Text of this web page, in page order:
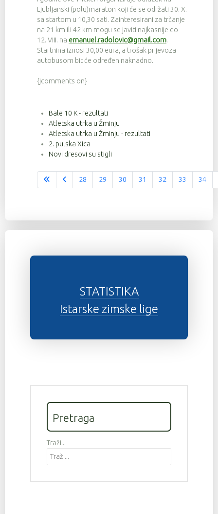
Ljubljanski (polu)maraton koji će se održati 30. X.
sa startom u 10,30 sati. Zainteresirani za trčanje
na 21 km ili 42 km mogu se javiti najkasnije do
12. VIII. na emanuel.radolovic@gmail.com.
Startnina iznosi 30,00 eura, a trošak prijevoza
autobusom bit će određen naknadno.
{jcomments on}
Bale 10 K - rezultati
Atletska utrka u Žminju
Atletska utrka u Žminju - rezultati
2. pulska Xica
Novi dresovi su stigli
Stranica 36 od 37
28 29 30 31 32 33 34
STATISTIKA
Istarske zimske lige
Pretraga
Traži...